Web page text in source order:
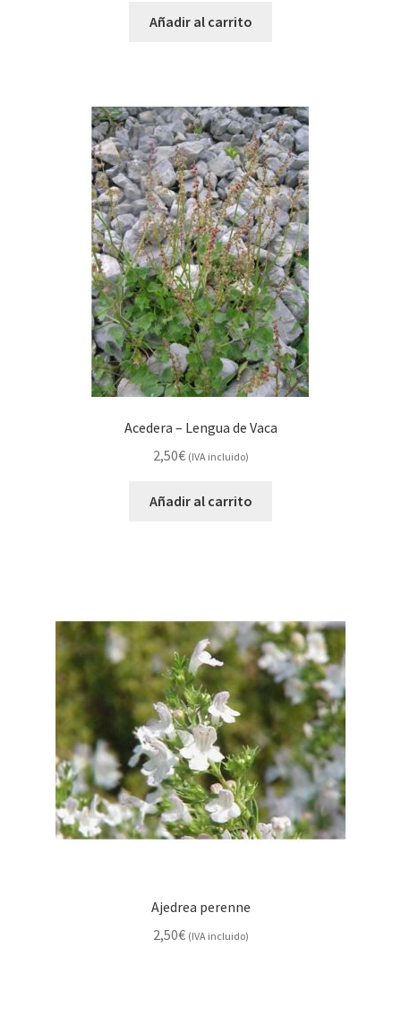
Añadir al carrito
Acedera – Lengua de Vaca
2,50€ (IVA incluido)
Añadir al carrito
Ajedrea perenne
2,50€ (IVA incluido)